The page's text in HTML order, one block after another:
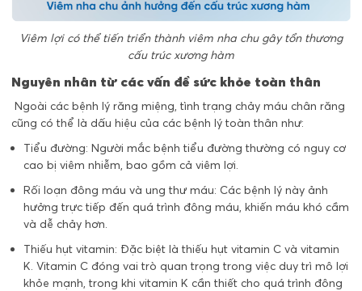
Viêm lợi có thể tiến triển thành viêm nha chu gây tổn thương
cấu trúc xương hàm
Nguyên nhân từ các vấn đề sức khỏe toàn thân
Ngoài các bệnh lý răng miệng, tình trạng chảy máu chân răng
cũng có thể là dấu hiệu của các bệnh lý toàn thân như:
Tiểu đường: Người mắc bệnh tiểu đường thường có nguy cơ
cao bị viêm nhiễm, bao gồm cả viêm lợi.
Rối loạn đông máu và ung thư máu: Các bệnh lý này ảnh
hưởng trực tiếp đến quá trình đông máu, khiến máu khó cầm
và dễ chảy hơn.
Thiếu hụt vitamin: Đặc biệt là thiếu hụt vitamin C và vitamin
K. Vitamin C đóng vai trò quan trọng trong việc duy trì mô lợi
khỏe mạnh, trong khi vitamin K cần thiết cho quá trình đông